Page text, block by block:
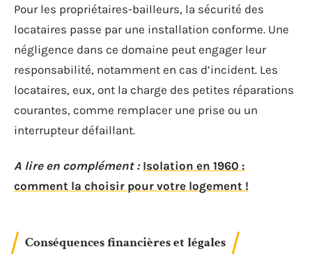
Pour les propriétaires-bailleurs, la sécurité des
locataires passe par une installation conforme. Une
négligence dans ce domaine peut engager leur
responsabilité, notamment en cas d’incident. Les
locataires, eux, ont la charge des petites réparations
courantes, comme remplacer une prise ou un
interrupteur défaillant.
A lire en complément : Isolation en 1960 :
comment la choisir pour votre logement !
Conséquences financières et légales